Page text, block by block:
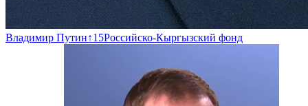
Владимир Путин↑15Российско-Кыргызский фонд